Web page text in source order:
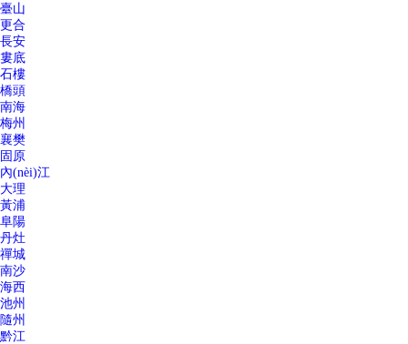
臺山
更合
長安
婁底
石樓
橋頭
南海
梅州
襄樊
固原
內(nèi)江
大理
黃浦
阜陽
丹灶
禪城
南沙
海西
池州
隨州
黔江